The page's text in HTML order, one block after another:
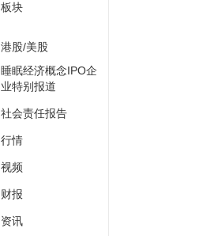
板块
港股/美股
睡眠经济概念IPO企
业特别报道
社会责任报告
行情
视频
财报
资讯